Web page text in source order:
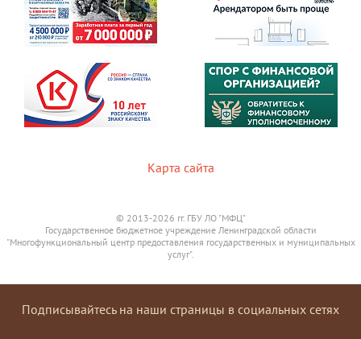
Карта сайта
© 2013-2026 гг. ГБУ ЛО "МФЦ"
Государственное бюджетное учреждение Ленинградской области
"Многофункциональный центр предоставления государственных и муниципальных
услуг".
Подписывайтесь на наши страницы в социальных сетях